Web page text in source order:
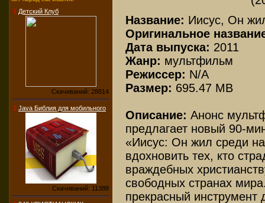
1 Детский Клуб
Скачиваний: 28814
2 Java Библия для мобильного
Скачиваний: 11388
Название: Иисус, Он
Оригинальное
Дата выпуска: 2011
Жанр: мультфильм
Режиссер: N/A
Размер: 695.47 MB
Описание: Анонс
предлагает новый 90-
«Иисус: Он жил среди
вдохновить тех, кто
враждебных
свободных странах
прекрасный инструмент